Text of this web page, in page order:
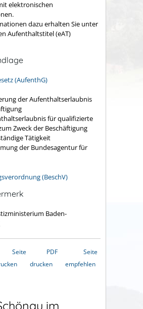
elektronischen
dazu erhalten Sie unter
Aufenthaltstitel (eAT)
(AufenthG)
der Aufenthaltserlaubnis
für qualifizierte
Zweck der Beschäftigung
Tätigkeit
der Bundesagentur für
(BeschV)
Baden-
Seite
PDF
drucken
Seite
empfehlen
im